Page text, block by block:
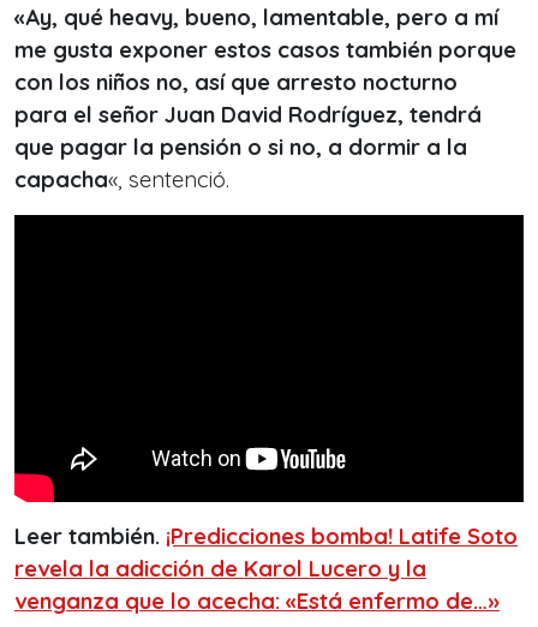
«Ay, qué heavy, bueno, lamentable, pero a mí
me gusta exponer estos casos también porque
con los niños no, así que arresto nocturno
para el señor Juan David Rodríguez, tendrá
que pagar la pensión o si no, a dormir a la
capacha«, sentenció.
Leer también. ¡Predicciones bomba! Latife Soto
revela la adicción de Karol Lucero y la
venganza que lo acecha: «Está enfermo de…»